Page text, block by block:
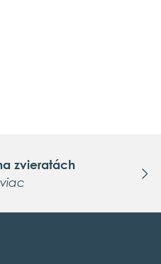
zvieratách